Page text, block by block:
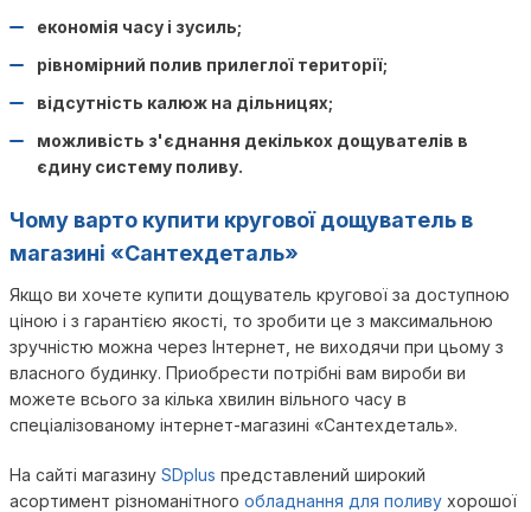
економія часу і зусиль;
рівномірний полив прилеглої території;
відсутність калюж на дільницях;
можливість з'єднання декількох дощувателів в
єдину систему поливу.
Чому варто купити кругової дощуватель в
магазині «Сантехдеталь»
Якщо ви хочете купити дощуватель кругової за доступною
ціною і з гарантією якості, то зробити це з максимальною
зручністю можна через Інтернет, не виходячи при цьому з
власного будинку. Приобрести потрібні вам вироби ви
можете всього за кілька хвилин вільного часу в
спеціалізованому інтернет-магазині «Сантехдеталь».
На сайті магазину SDplus представлений широкий
асортимент різноманітного обладнання для поливу хорошої